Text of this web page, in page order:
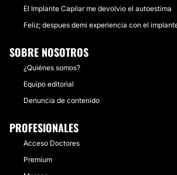
El Implante Capilar me devolvio el autoestima
Feliz; despues demi experiencia con el
SOBRE NOSOTROS
¿Quiénes somos?
Equipo editorial
Denuncia de contenido
PROFESIONALES
Acceso Doctores
Premium